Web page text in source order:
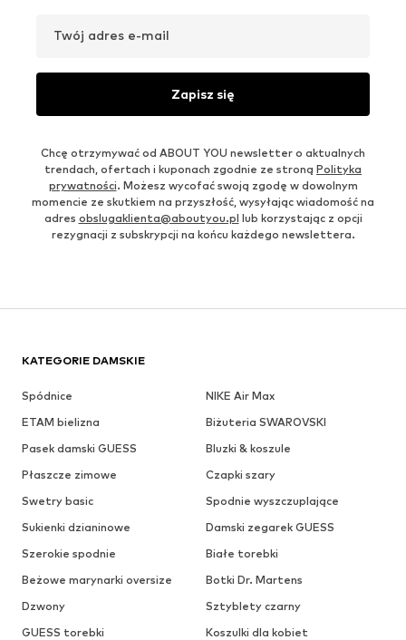
Twój adres e-mail
Zapisz się
Chcę otrzymywać od ABOUT YOU newsletter o aktualnych
trendach, ofertach i kuponach zgodnie ze stroną Polityka
prywatności. Możesz wycofać swoją zgodę w dowolnym
momencie ze skutkiem na przyszłość, wysyłając wiadomość na
adres obslugaklienta@aboutyou.pl lub korzystając z opcji
rezygnacji z subskrypcji na końcu każdego newslettera.
KATEGORIE DAMSKIE
Spódnice
NIKE Air Max
ETAM bielizna
Biżuteria SWAROVSKI
Pasek damski GUESS
Bluzki & koszule
Płaszcze zimowe
Czapki szary
Swetry basic
Spodnie wyszczuplające
Sukienki dzianinowe
Damski zegarek GUESS
Szerokie spodnie
Białe torebki
Beżowe marynarki oversize
Botki Dr. Martens
Dzwony
Sztyblety czarny
GUESS torebki
Koszulki dla kobiet